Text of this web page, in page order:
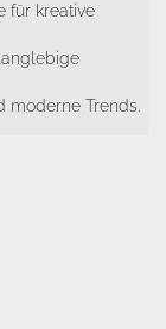
für kreative
Trends.